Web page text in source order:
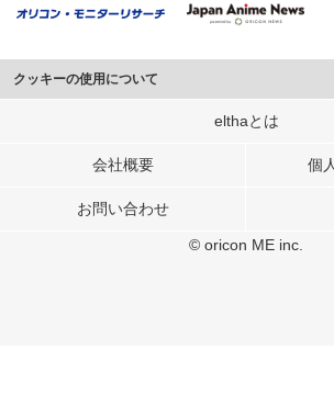
クッキーの使用について
このサイトでは Cookie を使用して、ユーザーに合わ
行っています。
メディアや広告配信、データ解析の各パートナーに提
elthaとは
会社概要 個
お問い合わせ
© oricon ME inc.